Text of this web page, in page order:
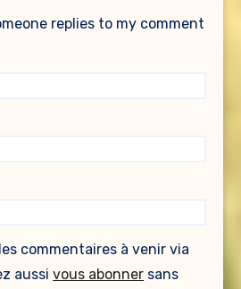
replies to my comment
commentaires à venir via
aussivous abonner sans